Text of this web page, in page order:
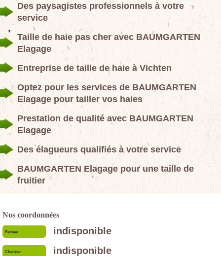
Des paysagistes professionnels à votre
service
Taille de haie pas cher avec BAUMGARTEN
Elagage
Entreprise de taille de haie à Vichten
Optez pour les services de BAUMGARTEN
Elagage pour tailler vos haies
Prestation de qualité avec BAUMGARTEN
Elagage
Des élagueurs qualifiés à votre service
BAUMGARTEN Elagage pour une taille de
fruitier
Nos coordonnées
Bureau indisponible
Chantier indisponible